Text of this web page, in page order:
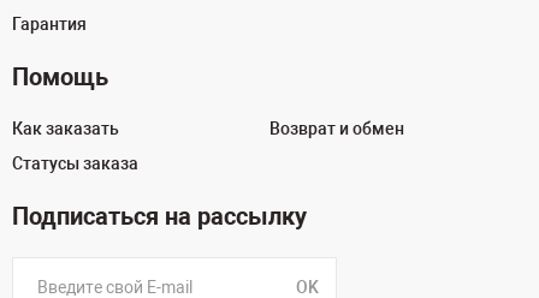
Гарантия
Помощь
Как заказать
Статусы заказа
Возврат и обмен
Подписаться на рассылку
OK